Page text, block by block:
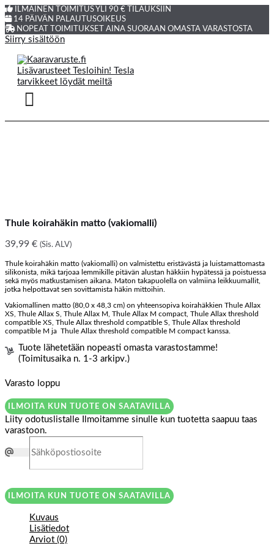
ILMAINEN TOIMITUS YLI 90 € TILAUKSIIN
14 PÄIVÄN PALAUTUSOIKEUS
NOPEAT TOIMITUKSET AINA SUORAAN OMASTA VARASTOSTA
Siirry sisältöön
Thule koirahäkin matto (vakiomalli)
39,99 € (Sis. ALV)
Thule koirahäkin matto (vakiomalli) on valmistettu eristävästä ja luistamattomasta
silikonista, mikä tarjoaa lemmikille pitävän alustan häkkiin hypätessä ja poistuessa
sekä myös matkustamisen aikana. Maton takapuolella on valmiina leikkuumallit,
jotka helpottavat sen sovittamista häkin mittoihin.
Vakiomallinen matto (80,0 x 48,3 cm) on yhteensopiva koirahäkkien Thule Allax
XS, Thule Allax S, Thule Allax M, Thule Allax M compact, Thule Allax threshold
compatible XS, Thule Allax threshold compatible S, Thule Allax threshold
compatible M ja Thule Allax threshold compatible M compact kanssa.
Tuote lähetetään nopeasti omasta varastostamme!
(Toimitusaika n. 1-3 arkipv.)
Varasto loppu
ILMOITA KUN TUOTE ON SAATAVILLA
Liity odotuslistalle
Ilmoitamme sinulle kun tuotetta saapuu taas
varastoon.
ILMOITA KUN TUOTE ON SAATAVILLA
Kuvaus
Lisätiedot
Arviot (0)